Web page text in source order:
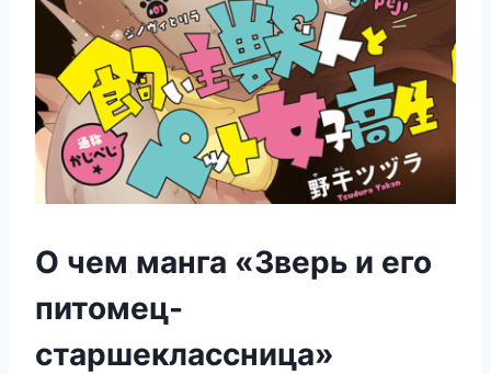
О чем манга «Зверь и его
питомец-
старшеклассница»